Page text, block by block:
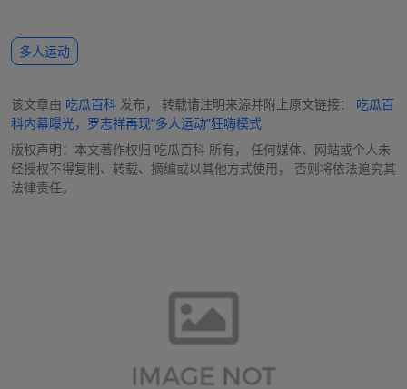
多人运动
该文章由 吃瓜百科 发布， 转载请注明来源并附上原文链接： 吃瓜百
科内幕曝光，罗志祥再现“多人运动”狂嗨模式
版权声明：本文著作权归 吃瓜百科 所有， 任何媒体、网站或个人未
经授权不得复制、转载、摘编或以其他方式使用， 否则将依法追究其
法律责任。